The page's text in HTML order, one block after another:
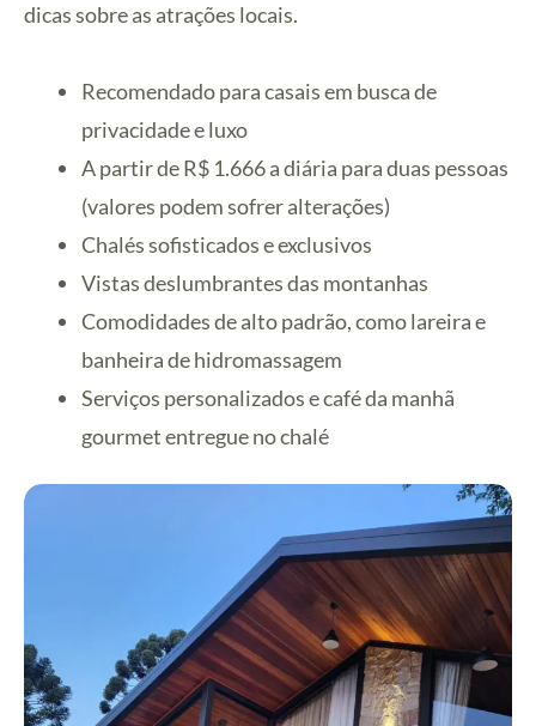
dicas sobre as atrações locais.
Recomendado para casais em busca de
privacidade e luxo
A partir de R$ 1.666 a diária para duas pessoas
(valores podem sofrer alterações)
Chalés sofisticados e exclusivos
Vistas deslumbrantes das montanhas
Comodidades de alto padrão, como lareira e
banheira de hidromassagem
Serviços personalizados e café da manhã
gourmet entregue no chalé